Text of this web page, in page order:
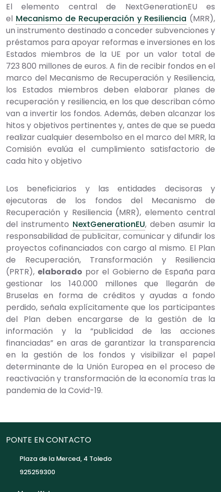
El elemento central de NextGenerationEU es
el Mecanismo de Recuperación y Resiliencia (MRR),
un instrumento destinado a conceder subvenciones y
préstamos para apoyar reformas e inversiones en los
Estados miembros de la UE por un valor total de
723 800 millones de euros. A fin de recibir fondos en el
marco del Mecanismo de Recuperación y Resiliencia,
los Estados miembros deben elaborar planes de
recuperación y resiliencia, en los que describan cómo
van a invertir los fondos. Además, deben alcanzar los
hitos y objetivos pertinentes y, antes de que se pueda
realizar cualquier desembolso en el marco del MRR, la
Comisión evalúa el cumplimiento satisfactorio de
cada hito y objetivo
Los beneficiarios y las entidades decisoras y
ejecutoras de los fondos del Mecanismo de
Recuperación y Resiliencia (MRR), elemento central
del instrumento NextGenerationEU, deben asumir la
responsabilidad de publicitar, comunicar y difundir los
proyectos cofinanciados con cargo al mismo. El Plan
de Recuperación, Transformación y Resiliencia
(PRTR), elaborado por el Gobierno de España para
gestionar los 140.000 millones que llegarán de
Bruselas en forma de créditos y ayudas a fondo
perdido, señala explícitamente que los participantes
del Plan deben encargarse de la gestión de la
información y la “publicidad de las acciones
financiadas” en aras de garantizar la transparencia
en la gestión de los fondos y visibilizar el papel
determinante de la Unión Europea en el proceso de
reactivación y transformación de la economía tras la
pandemia de la Covid-19.
PONTE EN CONTACTO
Plaza de la Merced, 4 Toledo
925259300